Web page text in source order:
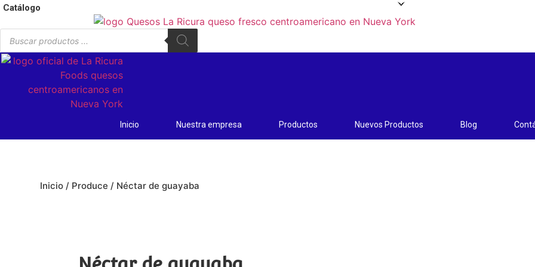
Ir
contenido
Catálogo
Búsqueda
de
productos
Inicio Nuestra empresa Productos Nuevos Productos Blog
Inicio / Produce / Néctar de guayaba